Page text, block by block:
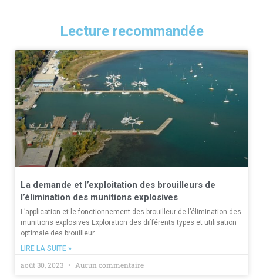
Lecture recommandée
La demande et l’exploitation des brouilleurs de
l’élimination des munitions explosives
L’application et le fonctionnement des brouilleur de l’élimination des
munitions explosives Exploration des différents types et utilisation
optimale des brouilleur
LIRE LA SUITE »
août 30, 2023 Aucun commentaire